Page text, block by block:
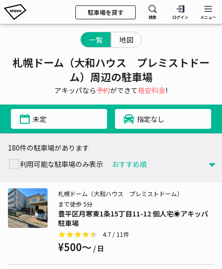
駐車場を貸す
検索 ログイン メニュー
一覧 地図
札幌ドーム（大和ハウス プレミストドー
ム）周辺の駐車場
アキッパなら予約ができて格安料金!
未定 指定なし
180件の駐車場があります
利用可能な駐車場のみ表示
豊平区月寒東1条15丁目11-12 個人宅◉アキッパ
駐車場
札幌ドーム（大和ハウス プレミストドーム）
まで徒歩 5分
4.7 / 11件
¥500〜 / 日